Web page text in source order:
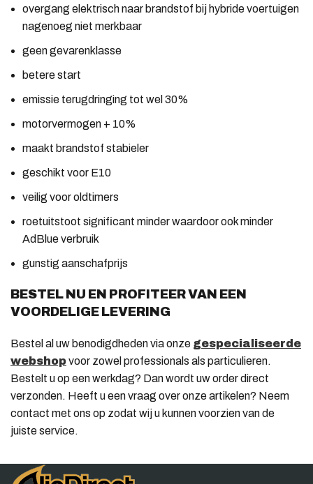
overgang elektrisch naar brandstof bij hybride voertuigen
nagenoeg niet merkbaar
geen gevarenklasse
betere start
emissie terugdringing tot wel 30%
motorvermogen + 10%
maakt brandstof stabieler
geschikt voor E10
veilig voor oldtimers
roetuitstoot significant minder waardoor ook minder
AdBlue verbruik
gunstig aanschafprijs
BESTEL NU EN PROFITEER VAN EEN
VOORDELIGE LEVERING
Bestel al uw benodigdheden via onze gespecialiseerde
webshopvoor zowel professionals als particulieren.
Bestelt u op een werkdag? Dan wordt uw order direct
verzonden. Heeft u een vraag over onze artikelen? Neem
contact met ons op zodat wij u kunnen voorzien van de
juiste service.